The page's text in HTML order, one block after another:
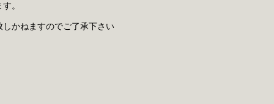
。
かねますのでご了承下さい